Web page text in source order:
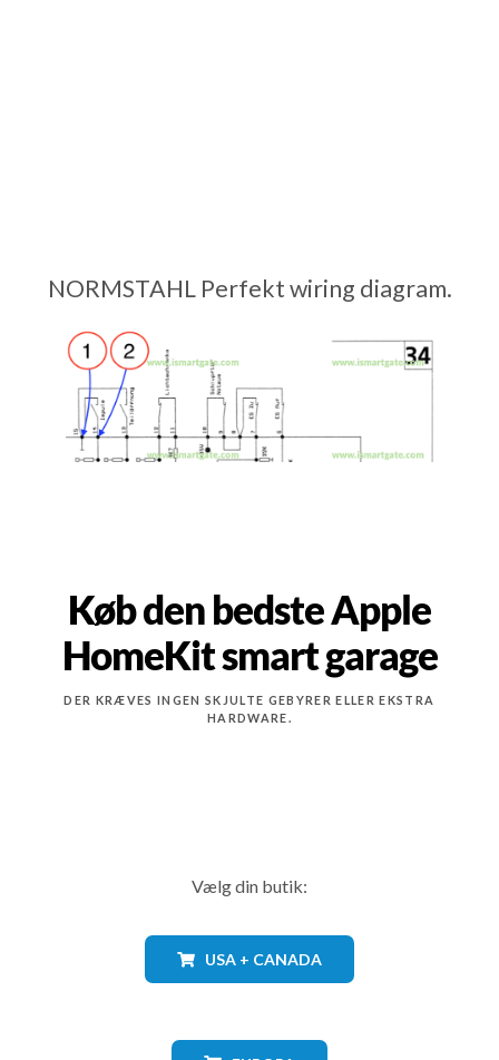
NORMSTAHL Perfekt wiring diagram.
Køb den bedste Apple
HomeKit smart garage
DER KRÆVES INGEN SKJULTE GEBYRER ELLER EKSTRA
HARDWARE.
Vælg din butik:
USA + CANADA